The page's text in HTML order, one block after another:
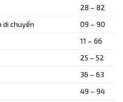
28 – 82
di chuyển
09 – 90
11 – 66
25 – 52
36 – 63
49 – 94